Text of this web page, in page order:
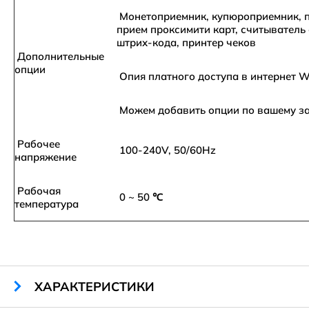
Дополнительные
опции
Монетоприемник, купюроприемник,
прием проксимити карт,
штрих-кода, принтер чеков
Опия платного доступа в интернет
Можем добавить опции по вашему
Рабочее
напряжение
100-240V, 50/60Hz
Рабочая
температура
0 ~ 50 ℃
ХАРАКТЕРИСТИКИ